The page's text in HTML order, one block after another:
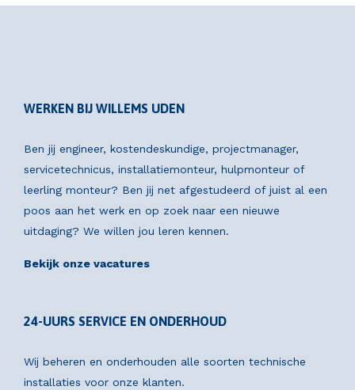
WERKEN BIJ WILLEMS UDEN
Ben jij engineer, kostendeskundige, projectmanager,
servicetechnicus, installatiemonteur, hulpmonteur of
leerling monteur? Ben jij net afgestudeerd of juist al een
poos aan het werk en op zoek naar een nieuwe
uitdaging? We willen jou leren kennen.
Bekijk onze vacatures
24-UURS SERVICE EN ONDERHOUD
Wij beheren en onderhouden alle soorten technische
installaties voor onze klanten.